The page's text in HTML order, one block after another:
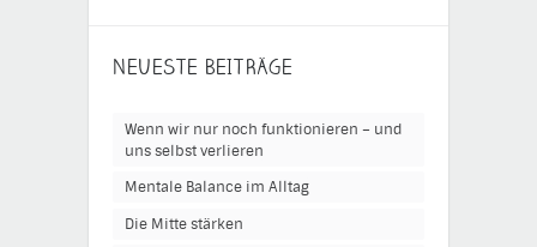
NEUESTE BEITRÄGE
Wenn wir nur noch funktionieren – und
uns selbst verlieren
Mentale Balance im Alltag
Die Mitte stärken